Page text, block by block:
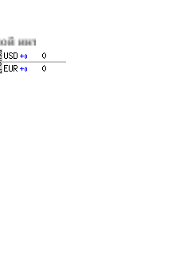
качественное цифровое